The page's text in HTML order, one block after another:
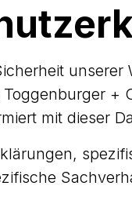
mit dieser